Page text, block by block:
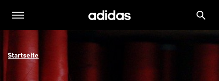
Startseite